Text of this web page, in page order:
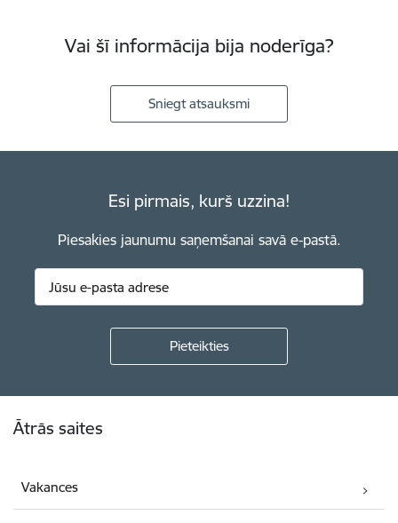
Vai šī informācija bija noderīga?
Sniegt atsauksmi
Esi pirmais, kurš uzzina!
Piesakies jaunumu saņemšanai savā e-pastā.
Ātrās saites
Vakances